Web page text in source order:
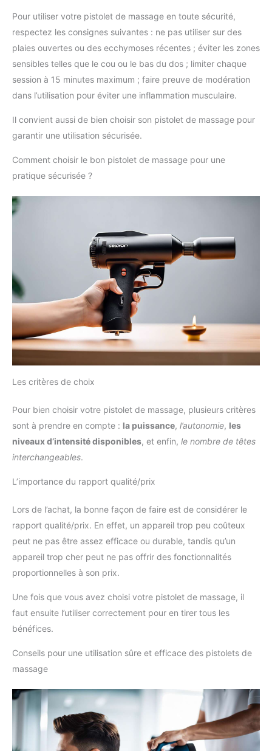
Pour utiliser votre pistolet de massage en toute sécurité,
respectez les consignes suivantes : ne pas utiliser sur des
plaies ouvertes ou des ecchymoses récentes ; éviter les zones
sensibles telles que le cou ou le bas du dos ; limiter chaque
session à 15 minutes maximum ; faire preuve de modération
dans l’utilisation pour éviter une inflammation musculaire.
Il convient aussi de bien choisir son pistolet de massage pour
garantir une utilisation sécurisée.
Comment choisir le bon pistolet de massage pour une
pratique sécurisée ?
Les critères de choix
Pour bien choisir votre pistolet de massage, plusieurs critères
sont à prendre en compte : la puissance, l’autonomie, les
niveaux d’intensité disponibles, et enfin, le nombre de têtes
interchangeables.
L’importance du rapport qualité/prix
Lors de l’achat, la bonne façon de faire est de considérer le
rapport qualité/prix. En effet, un appareil trop peu coûteux
peut ne pas être assez efficace ou durable, tandis qu’un
appareil trop cher peut ne pas offrir des fonctionnalités
proportionnelles à son prix.
Une fois que vous avez choisi votre pistolet de massage, il
faut ensuite l’utiliser correctement pour en tirer tous les
bénéfices.
Conseils pour une utilisation sûre et efficace des pistolets de
massage